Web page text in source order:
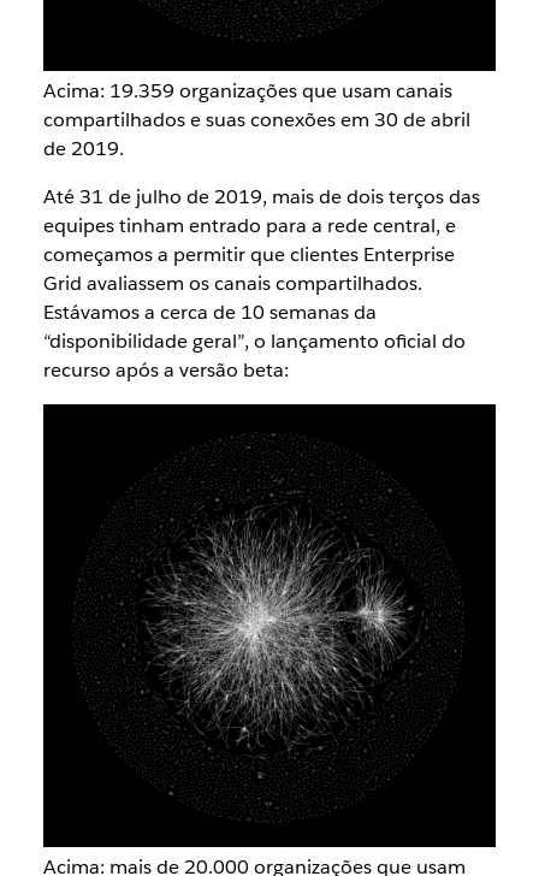
Acima: 19.359 organizações que usam canais
compartilhados e suas conexões em 30 de abril
de 2019.
Até 31 de julho de 2019, mais de dois terços das
equipes tinham entrado para a rede central, e
começamos a permitir que clientes Enterprise
Grid avaliassem os canais compartilhados.
Estávamos a cerca de 10 semanas da
“disponibilidade geral”, o lançamento oficial do
recurso após a versão beta:
Acima: mais de 20.000 organizações que usam